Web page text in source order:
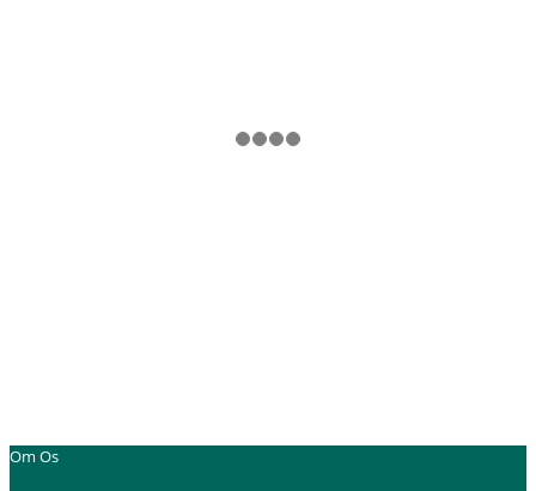
Om Os